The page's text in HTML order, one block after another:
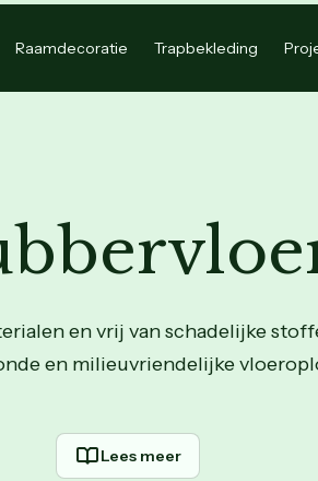
Raamdecoratie Trapbekleding
en vrij van schadelijke
en milieuvriendelijke
Lees meer